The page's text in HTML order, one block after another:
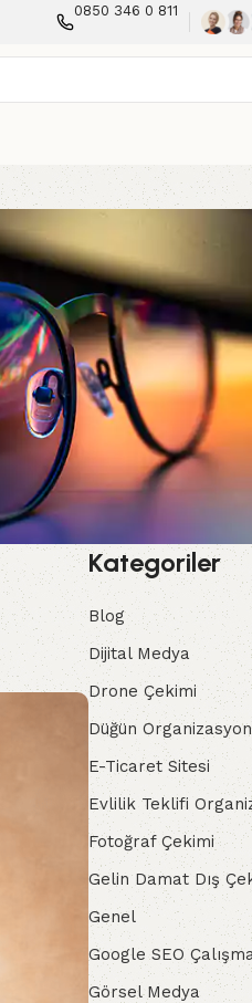
0850 346 0 811
Kategoriler
Blog
Dijital Medya
Drone Çekimi
Düğün
E-Ticaret Sitesi
Evlilik Teklifi
Fotoğraf Çekimi
Gelin Damat Dış
Genel
Google SEO
Görsel Medya